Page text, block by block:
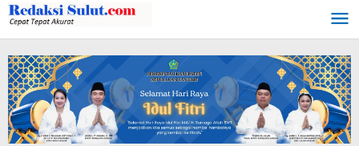
Lewati
ke
konten